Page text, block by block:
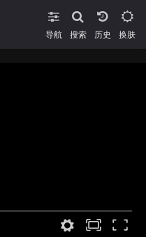
导航 搜索 换肤